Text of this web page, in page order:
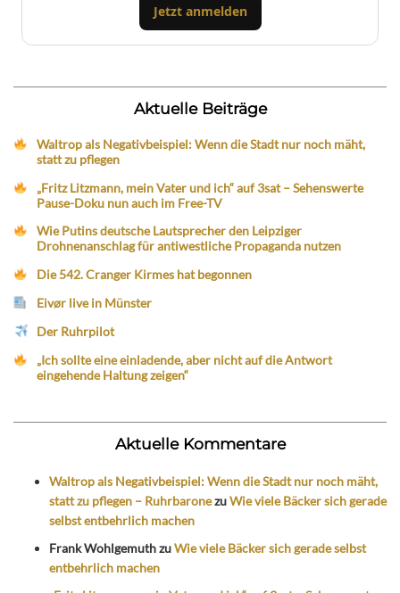
Jetzt anmelden
Aktuelle Beiträge
Waltrop als Negativbeispiel: Wenn die Stadt nur noch mäht,
statt zu pflegen
„Fritz Litzmann, mein Vater und ich“ auf 3sat – Sehenswerte
Pause-Doku nun auch im Free-TV
Wie Putins deutsche Lautsprecher den Leipziger
Drohnenanschlag für antiwestliche Propaganda nutzen
Die 542. Cranger Kirmes hat begonnen
Eivør live in Münster
Der Ruhrpilot
„Ich sollte eine einladende, aber nicht auf die Antwort
eingehende Haltung zeigen“
Aktuelle Kommentare
Waltrop als Negativbeispiel: Wenn die Stadt nur noch mäht,
statt zu pflegen – RuhrbaronezuWie viele Bäcker sich gerade
selbst entbehrlich machen
Frank WohlgemuthzuWie viele Bäcker sich gerade selbst
entbehrlich machen